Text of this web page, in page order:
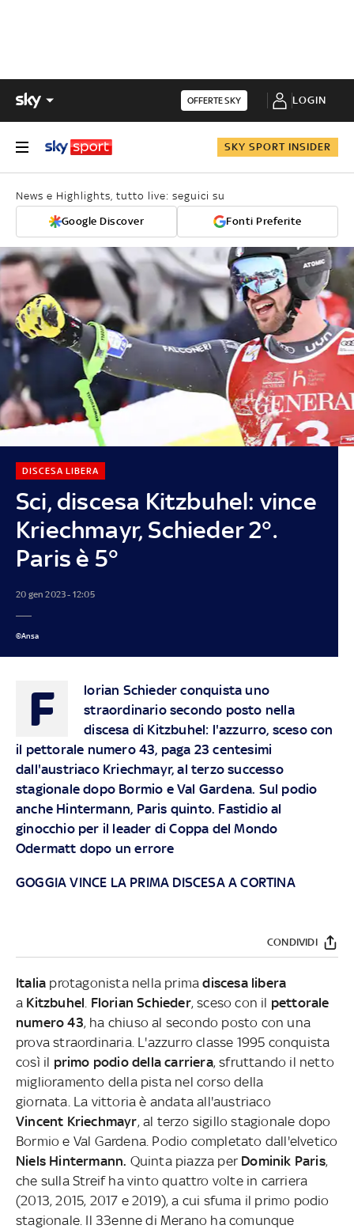
OFFERTE SKY LOGIN
SKY SPORT INSIDER
News e Highlights, tutto live: seguici su
Google Discover Fonti Preferite
Sci, discesa Kitzbuhel: vince
Kriechmayr, Schieder 2°.
Paris è 5°
DISCESA LIBERA
20 gen 2023 - 12:05
©Ansa
F
lorian Schieder conquista uno
straordinario secondo posto nella
discesa di Kitzbuhel: l'azzurro, sceso con
il pettorale numero 43, paga 23 centesimi
dall'austriaco Kriechmayr, al terzo successo
stagionale dopo Bormio e Val Gardena. Sul podio
anche Hintermann, Paris quinto. Fastidio al
ginocchio per il leader di Coppa del Mondo
Odermatt dopo un errore
GOGGIA VINCE LA PRIMA DISCESA A CORTINA
CONDIVIDI
Italia protagonista nella primadiscesa libera
a Kitzbuhel Florian Schieder, sceso con il pettorale
numero 43, ha chiuso al secondo posto con una
prova straordinaria. L'azzurro classe 1995 conquista
così il primo podio della carriera, sfruttando il netto
miglioramento della pista nel corso della
giornata. La vittoria è andata all'austriaco
Vincent Kriechmayr, al terzo sigillo stagionale dopo
Bormio e Val Gardena. Podio completato dall'elvetico
Niels Hintermann. Quinta piazza per Dominik Paris,
che sulla Streif ha vinto quattro volte in carriera
(2013, 2015, 2017 e 2019), a cui sfuma il primo podio
stagionale. Il 33enne di Merano ha comunque